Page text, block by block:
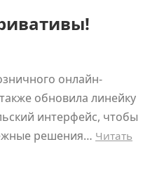
онлайн-
обновила линейку
интерфейс, чтобы
решения… Читать